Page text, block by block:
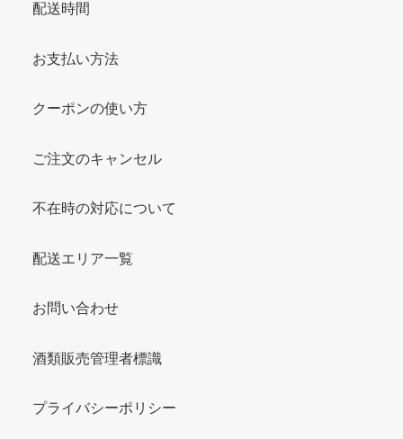
配送時間
お支払い方法
クーポンの使い方
ご注文のキャンセル
不在時の対応について
配送エリア一覧
お問い合わせ
酒類販売管理者標識
プライバシーポリシー